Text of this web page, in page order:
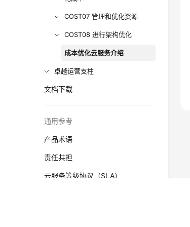
COST07 管理和优化资源
COST08 进行架构优化
成本优化云服务介绍
卓越运营支柱
文档下载
通用参考
产品术语
责任共担
云服务等级协议（SLA）